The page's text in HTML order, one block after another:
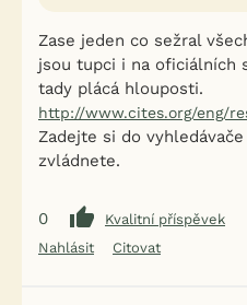
Zase jeden co sežral
jsou tupci i na oficiálních
tady plácá hlouposti.
http://www.cites.org/eng/
Zadejte si do
zvládnete.
0
Kvalitní příspěvek
Nahlásit
Citovat